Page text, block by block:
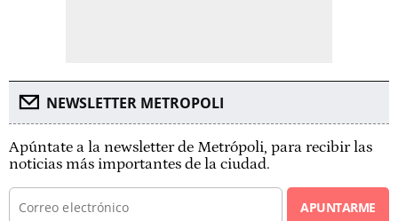
NEWSLETTER METROPOLI
Apúntate a la newsletter de Metrópoli, para recibir las
noticias más importantes de la ciudad.
APUNTARME